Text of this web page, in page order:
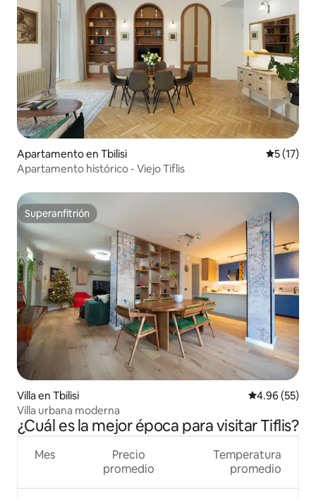
Apartamento en Tbilisi
5 (17)
Apartamento histórico - Viejo Tiflis
Superanfitrión
Superanfitrión
Villa en Tbilisi Calificación
4.96 (55)
Villa urbana moderna
¿Cuál es la mejor época para visitar Tiflis?
Mes
Precio
promedio
Temperatura
promedio